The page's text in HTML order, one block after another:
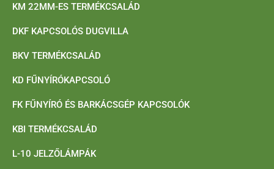
KM 22MM-ES TERMÉKCSALÁD
DKF KAPCSOLÓS DUGVILLA
BKV TERMÉKCSALÁD
KD FŰNYÍRÓKAPCSOLÓ
FK FŰNYÍRÓ ÉS BARKÁCSGÉP KAPCSOLÓK
KBI TERMÉKCSALÁD
L-10 JELZŐLÁMPÁK